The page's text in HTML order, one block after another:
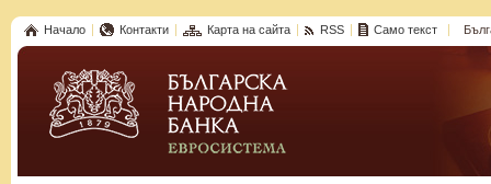
Начало Контакти Карта на сайта RSS Само текст